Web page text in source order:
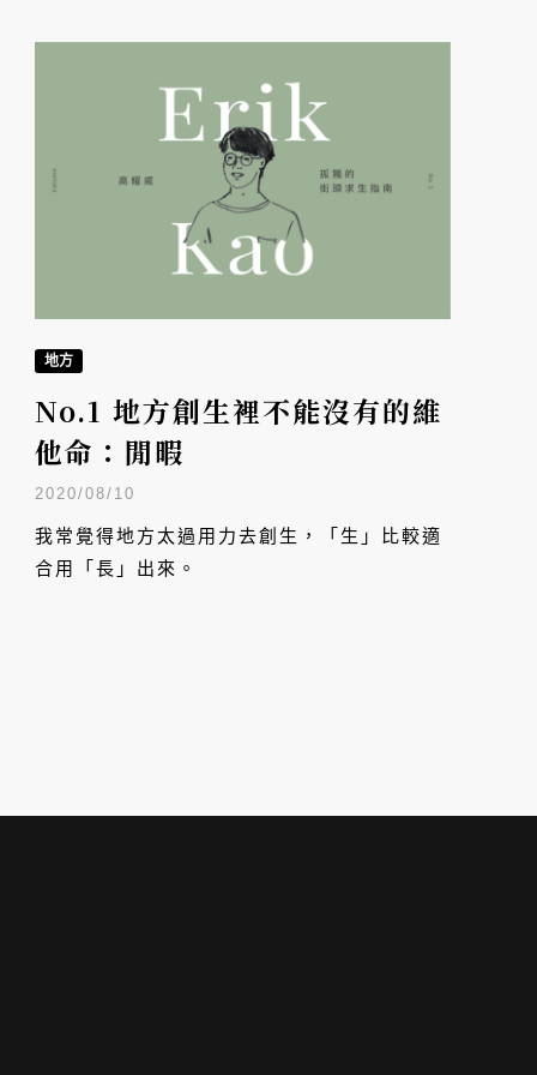
地方
No.1 地方創生裡不能沒有的維
他命：閒暇
2020/08/10
我常覺得地方太過用力去創生，「生」比較適
合用「長」出來。